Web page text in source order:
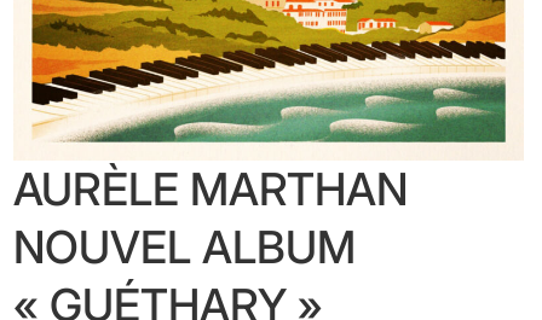
AURÈLE MARTHAN
NOUVEL ALBUM
« GUÉTHARY »